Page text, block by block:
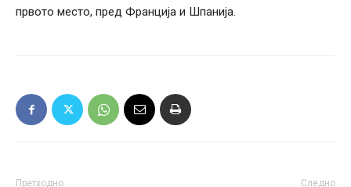
првото место, пред Франција и Шпанија.
Претходно Следно